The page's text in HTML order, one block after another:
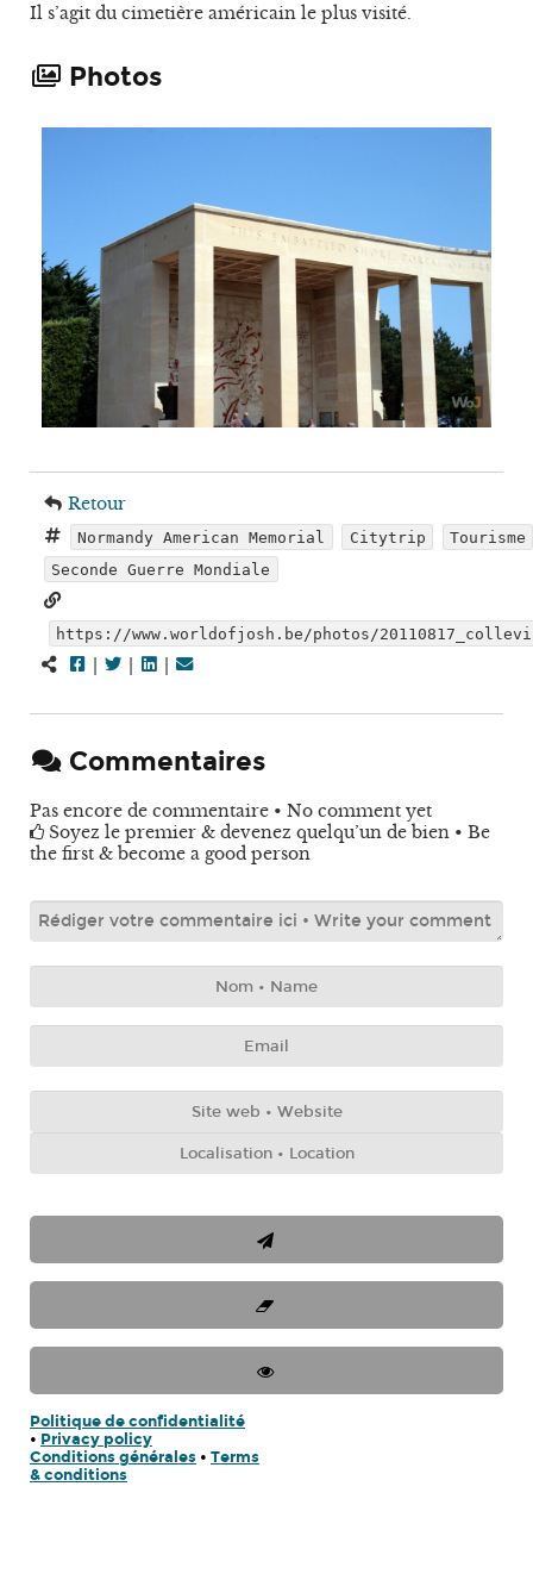
Il s’agit du cimetière américain le plus visité.
Photos
Retour
Normandy American Memorial Citytrip
Tourisme
Seconde Guerre Mondiale
https://www.worldofjosh.be/photos/
| | |
Commentaires
Pas encore de commentaire • No comment yet
Soyez le premier & devenez quelqu’un de bien • Be
the first & become a good person
Politique de confidentialité
• Privacy policy
Conditions générales • Terms
& conditions